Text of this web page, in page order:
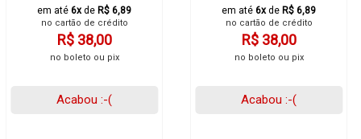
em até 6xde R$ 6,89
no cartão de crédito
R$ 38,00
no boleto ou pix
Acabou :-(
em até 6xde R$ 6,89
no cartão de crédito
R$ 38,00
no boleto ou pix
Acabou :-(